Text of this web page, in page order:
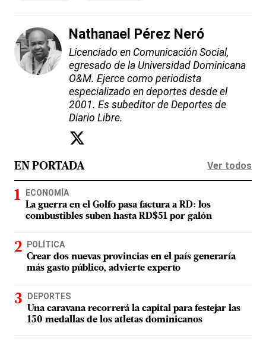
Nathanael Pérez Neró
Licenciado en Comunicación Social,
egresado de la Universidad Dominicana
O&M. Ejerce como periodista
especializado en deportes desde el
2001. Es subeditor de Deportes de
Diario Libre.
EN PORTADA Ver todos
ECONOMÍA
La guerra en el Golfo pasa factura a RD: los
combustibles suben hasta RD$51 por galón
POLÍTICA
Crear dos nuevas provincias en el país generaría
más gasto público, advierte experto
DEPORTES
Una caravana recorrerá la capital para festejar las
150 medallas de los atletas dominicanos